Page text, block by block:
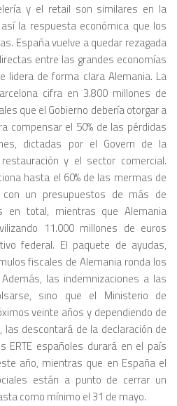
y el retail son similares en la
la respuesta económica que los
España vuelve a quedar rezagada
entre las grandes economías
lidera de forma clara Alemania. La
cifra en 3.800 millones de
que el Gobierno debería otorgar a
compensar el 50% de las pérdidas
dictadas por el Govern de la
y el sector comercial.
hasta el 60% de las mermas de
un presupuestos de más de
en total, mientras que Alemania
11.000 millones de euros
federal. El paquete de ayudas,
fiscales de Alemania ronda los
las indemnizaciones a las
sino que el Ministerio de
veinte años y dependiendo de
las descontará de la declaración de
ERTE españoles durará en el país
año, mientras que en España el
están a punto de cerrar un
como mínimo el 31 de mayo.